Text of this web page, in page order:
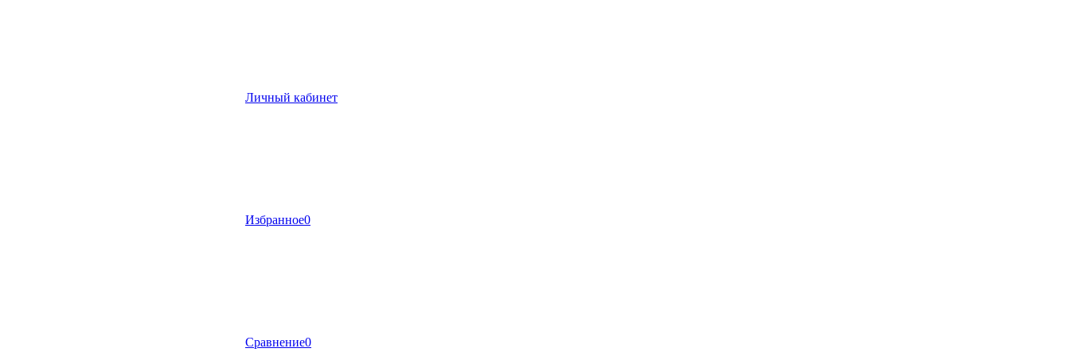
Личный кабинет
Избранное0
Сравнение0